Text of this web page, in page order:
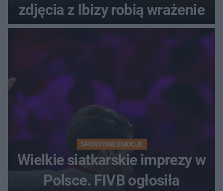
zdjęcia z Ibizy robią wrażenie
SPORTOWE EMOCJE
Wielkie siatkarskie imprezy w
Polsce. FIVB ogłosiła